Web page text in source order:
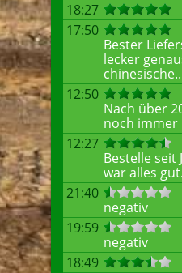
18:27
17:50
Bester
lecker
12:50
Nach über
noch immer
12:27
Bestelle seit
war alles gut.
21:40
negativ
19:59
negativ
18:49